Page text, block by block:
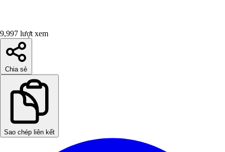
9,997 lượt xem
Chia sẻ
Sao chép liên kết